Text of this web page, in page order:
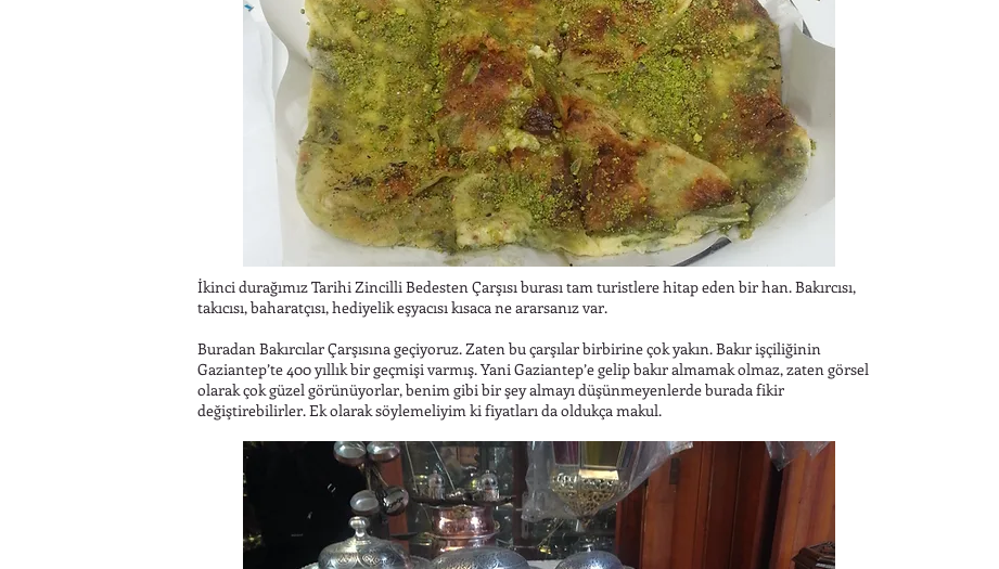
İkinci durağımız Tarihi Zincilli Bedesten Çarşısı burası tam turistlere hitap eden bir han. Bakırcısı,
takıcısı, baharatçısı, hediyelik eşyacısı kısaca ne ararsanız var.
Buradan Bakırcılar Çarşısına geçiyoruz. Zaten bu çarşılar birbirine çok yakın. Bakır işçiliğinin
Gaziantep’te 400 yıllık bir geçmişi varmış. Yani Gaziantep’e gelip bakır almamak olmaz, zaten görsel
olarak çok güzel görünüyorlar, benim gibi bir şey almayı düşünmeyenlerde burada fikir
değiştirebilirler. Ek olarak söylemeliyim ki fiyatları da oldukça makul.